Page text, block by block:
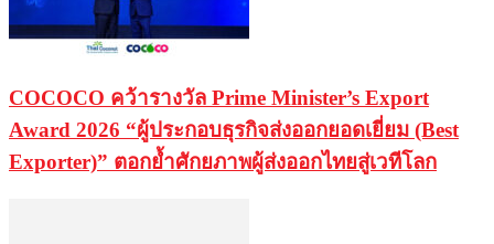
COCOCO คว้ารางวัล Prime Minister’s Export
Award 2026 “ผู้ประกอบธุรกิจส่งออกยอดเยี่ยม (Best
Exporter)” ตอกย้ำศักยภาพผู้ส่งออกไทยสู่เวทีโลก